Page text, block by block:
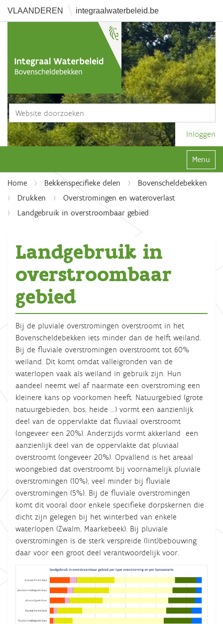
VLAANDEREN integraalwaterbeleid.be
Zoek
Geavanceerd zoeken...
Inloggen
Klap
Home Bekkenspecifieke delen
Bovenscheldebekken
Drukken
Overstromingen en wateroverlast
Landgebruik in overstroombaar gebied
Landgebruik in
overstroombaar
gebied
Bij de pluviale overstromingen overstroomt in het
Bovenscheldebekken iets minder dan de helft weiland.
Bij de fluviale overstromingen overstroomt tot 60%
weiland. Dit komt omdat valleigronden van de
waterlopen vaak als weiland in gebruik zijn. Hun
aandeel neemt wel af naarmate een overstroming een
kleinere kans op voorkomen heeft. Natuurgebied (grote
natuurgebieden, bos, heide …) vormt een aanzienlijk
deel van de oppervlakte dat fluviaal overstroomt
(ongeveer een 20%). Anderzijds vormt akkerland een
aanzienlijk deel van de oppervlakte dat pluviaal
overstroomt (ongeveer 20%). Opvallend is het areaal
woongebied dat overstroomt bij voornamelijk pluviale
overstromingen (10%), veel minder bij fluviale
overstromingen (5%). Bij de fluviale overstromingen
komt dit vooral door enkele specifieke dorpskernen die
dicht zijn gelegen bij het winterbed van enkele
waterlopen (Zwalm, Maarkebeek). Bij pluviale
overstromingen is de sterk verspreide (lint)bebouwing
daar voor een groot deel verantwoordelijk voor.